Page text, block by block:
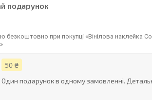
подарунок
безкоштовно при покупці «Вінілова наклейка
50 ₴
Один подарунок в одному замовленні.